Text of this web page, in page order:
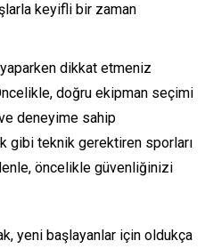
keyifli bir zaman
dikkat etmeniz
doğru ekipman seçimi
deneyime sahip
gibi teknik gerektiren sporları
öncelikle güvenliğinizi
yeni başlayanlar için oldukça